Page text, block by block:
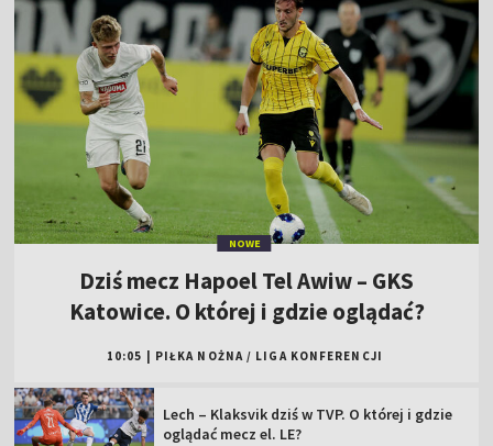
NOWE
Dziś mecz Hapoel Tel Awiw – GKS
Katowice. O której i gdzie oglądać?
10:05 PIŁKA NOŻNA / LIGA KONFERENCJI
Lech – Klaksvik dziś w TVP. O której i gdzie
oglądać mecz el. LE?